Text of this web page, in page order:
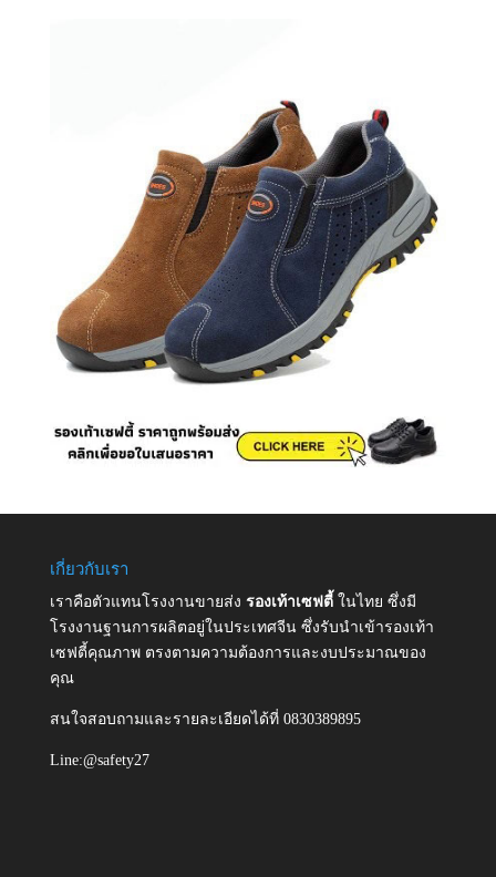
เกี่ยวกับเรา
เราคือตัวแทนโรงงานขายส่ง รองเท้าเซฟตี้ ในไทย ซึ่งมี
โรงงานฐานการผลิตอยู่ในประเทศจีน ซึ่งรับนำเข้ารองเท้า
เซฟตี้คุณภาพ ตรงตามความต้องการและงบประมาณของ
คุณ
สนใจสอบถามและรายละเอียดได้ที่ 0830389895
Line:@safety27